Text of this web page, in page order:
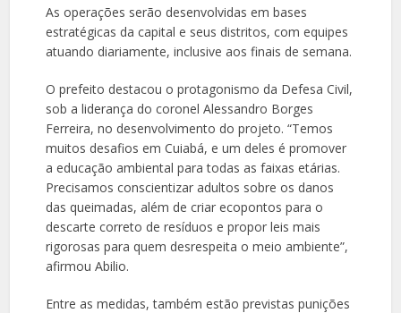
As operações serão desenvolvidas em bases
estratégicas da capital e seus distritos, com equipes
atuando diariamente, inclusive aos finais de semana.
O prefeito destacou o protagonismo da Defesa Civil,
sob a liderança do coronel Alessandro Borges
Ferreira, no desenvolvimento do projeto. “Temos
muitos desafios em Cuiabá, e um deles é promover
a educação ambiental para todas as faixas etárias.
Precisamos conscientizar adultos sobre os danos
das queimadas, além de criar ecopontos para o
descarte correto de resíduos e propor leis mais
rigorosas para quem desrespeita o meio ambiente”,
afirmou Abilio.
Entre as medidas, também estão previstas punições